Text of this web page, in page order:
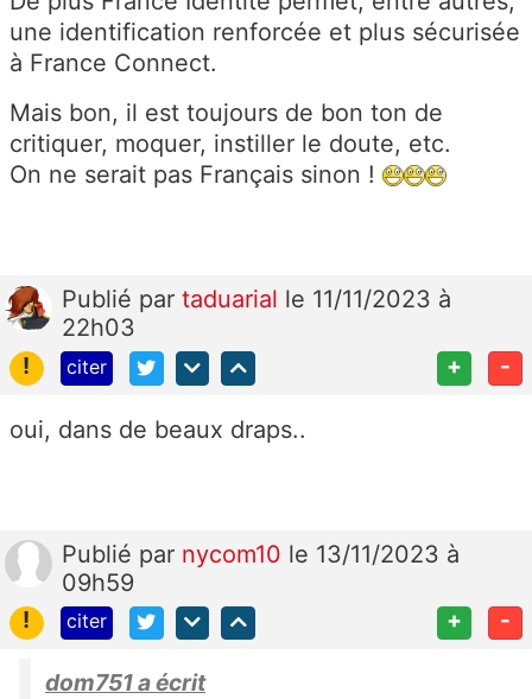
une identification renforcée et plus sécurisée
à France Connect.
Mais bon, il est toujours de bon ton de
critiquer, moquer, instiller le doute, etc.
On ne serait pas Français sinon !
Publié par taduarial le 11/11/2023 à
22h03
!
citer + -
oui, dans de beaux draps..
Publié par nycom10 le 13/11/2023 à
09h59
!
citer + -
dom751 a écrit